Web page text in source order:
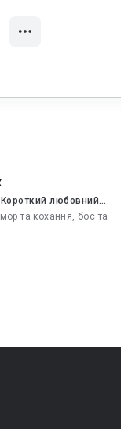
любовний
та кохання, бос та